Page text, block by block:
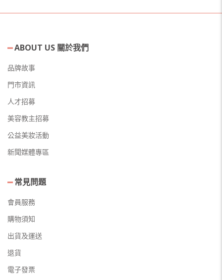
ABOUT US 關於我們
品牌故事
門市資訊
人才招募
美容教主招募
公益美妝活動
新聞媒體專區
常見問題
會員服務
購物須知
出貨及運送
退貨
電子發票